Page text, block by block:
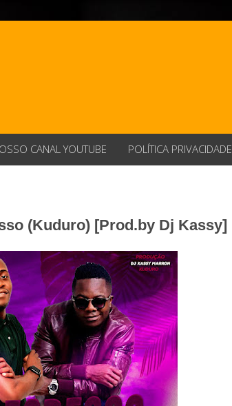
CANAL YOUTUBE POLÍTICA PRIVACIDADE
(Kuduro) [Prod.by Dj Kassy]